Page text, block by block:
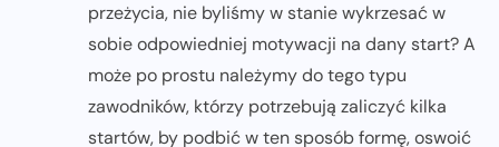
przeżycia, nie byliśmy w stanie wykrzesać w
sobie odpowiedniej motywacji na dany start? A
może po prostu należymy do tego typu
zawodników, którzy potrzebują zaliczyć kilka
startów, by podbić w ten sposób formę, oswoić